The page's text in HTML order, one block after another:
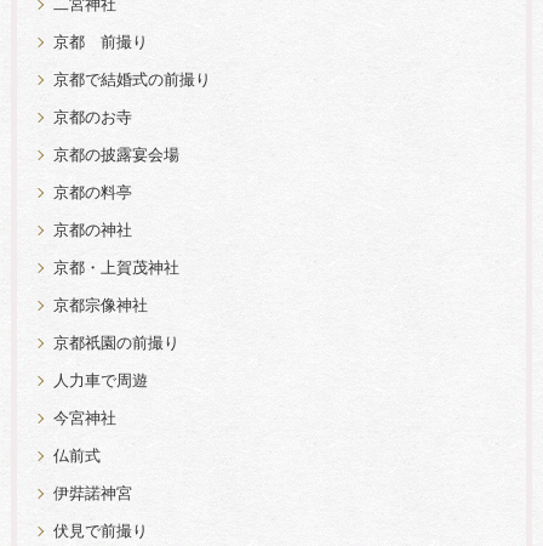
二宮神社
京都 前撮り
京都で結婚式の前撮り
京都のお寺
京都の披露宴会場
京都の料亭
京都の神社
京都・上賀茂神社
京都宗像神社
京都祇園の前撮り
人力車で周遊
今宮神社
仏前式
伊弉諾神宮
伏見で前撮り